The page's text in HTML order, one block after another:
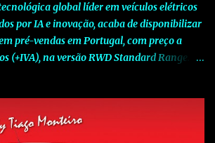
global líder em veículos elétricos
por IA e inovação, acaba de disponibilizar
pré-vendas em Portugal, com preço a
(+IVA), na versão RWD Standard Range.
em que a indústria automóvel evolui da
na potência para a mobilidade baseada na